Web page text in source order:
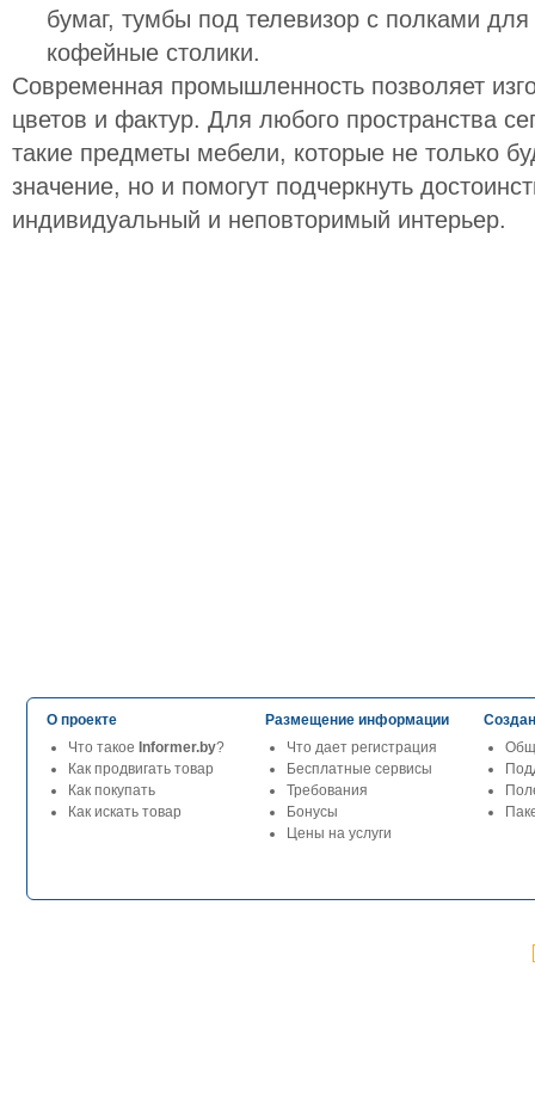
бумаг, тумбы под телевизорс полками для
кофейные столики.
Современная промышленность позволяет
цветов и фактур. Для любого пространства
такие предметы мебели, которые не только
значение, но и помогут подчеркнуть
индивидуальный и неповторимый интерьер.
О проекте
Что такое Informer.by?
Как продвигать товар
Как покупать
Как искать товар
Размещение информации
Что дает регистрация
Бесплатные сервисы
Требования
Бонусы
Цены на услуги